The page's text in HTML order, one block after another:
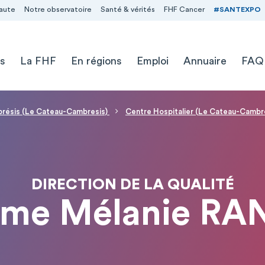
Notre observatoire Santé & vérités FHF Cancer #SANTEXPO
La FHF En régions Emploi Annuaire
(Le Cateau-Cambresis) Centre Hospitalier (Le Cateau-
DIRECTION DE LA QUALITÉ
Mélanie